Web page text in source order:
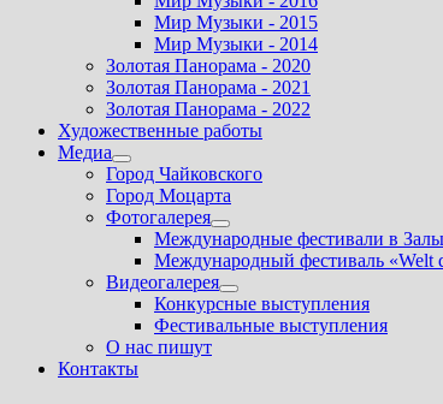
Мир Музыки - 2015
Мир Музыки - 2014
Золотая Панорама - 2020
Золотая Панорама - 2021
Золотая Панорама - 2022
Художественные работы
Медиа
Показать
подменю
Город Чайковского
Город Моцарта
Фотогалерея
Показать
подменю
Международные фестивали в
Международный фестиваль
Видеогалерея
Показать
подменю
Конкурсные выступления
Фестивальные выступления
О нас пишут
Контакты